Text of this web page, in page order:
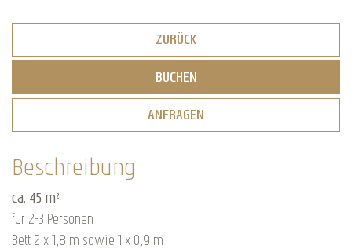
ZURÜCK
BUCHEN
ANFRAGEN
Beschreibung
ca. 45 m²
für 2-3 Personen
Bett 2 x 1,8 m sowie 1 x 0,9 m